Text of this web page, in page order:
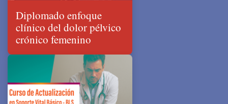
Diplomado enfoque
clínico del dolor pélvico
crónico femenino